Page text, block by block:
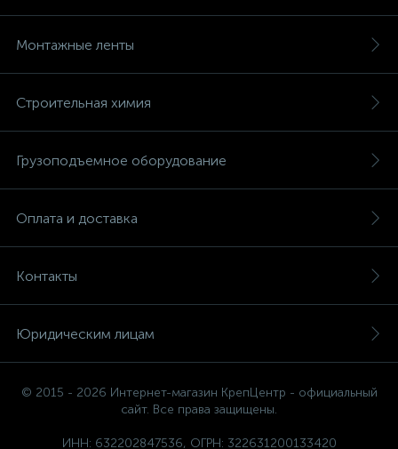
Монтажные ленты
Строительная химия
Грузоподъемное оборудование
Оплата и доставка
Контакты
Юридическим лицам
© 2015 - 2026 Интернет-магазин КрепЦентр - официальный
сайт. Все права защищены.
ИНН: 632202847536, ОГРН: 322631200133420